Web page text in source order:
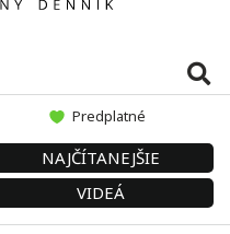
Predplatné
NAJČÍTANEJŠIE
VIDEÁ